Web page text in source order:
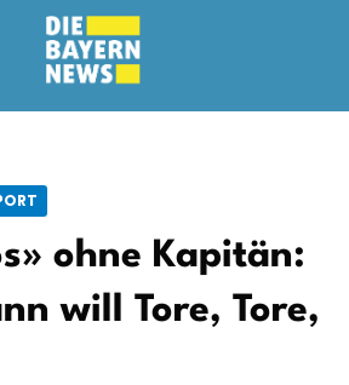
ohne Kapitän:
will Tore, Tore,